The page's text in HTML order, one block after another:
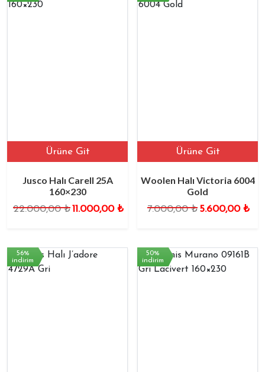
Ürüne Git
Jusco Halı Carell 25A
160×230
22.000,00₺11.000,00 ₺
Ürüne Git
Woolen Halı Victoria 6004
Gold
7.000,00₺ 5.600,00 ₺
56%
indirim
50%
indirim